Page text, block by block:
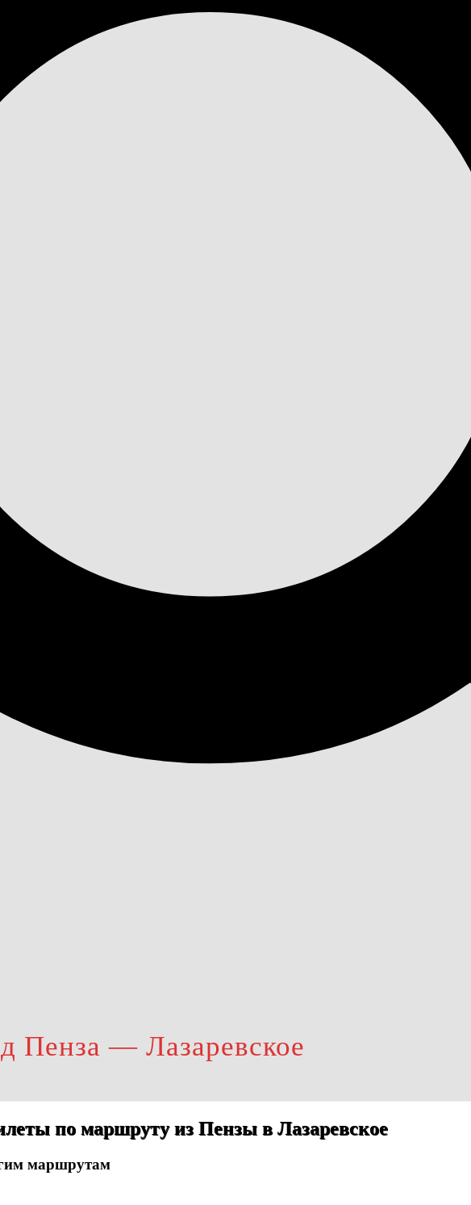
Пенза — Лазаревское
по маршруту из Пензы в Лазаревское
маршрутам